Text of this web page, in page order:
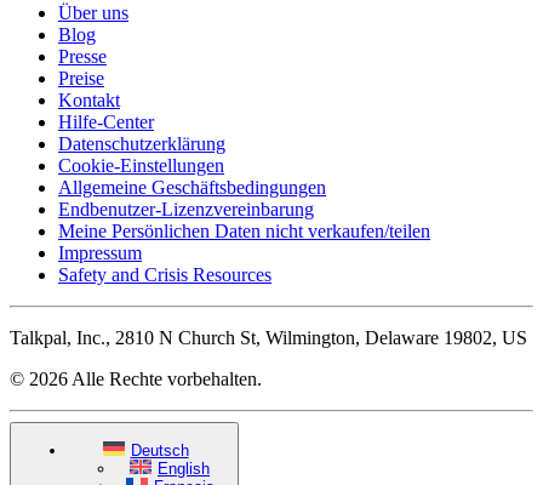
Über uns
Blog
Presse
Preise
Kontakt
Hilfe-Center
Datenschutzerklärung
Cookie-Einstellungen
Allgemeine Geschäftsbedingungen
Endbenutzer-Lizenzvereinbarung
Meine Persönlichen Daten nicht verkaufen/teilen
Impressum
Safety and Crisis Resources
Talkpal, Inc., 2810 N Church St, Wilmington, Delaware 19802, US
© 2026 Alle Rechte vorbehalten.
Deutsch
English